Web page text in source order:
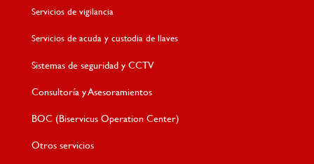
Servicios de vigilancia
Servicios de acuda y custodia de llaves
Sistemas de seguridad y CCTV
Consultoría y Asesoramientos
BOC (Biservicus Operation Center)
Otros servicios